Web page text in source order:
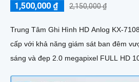
1,500,000 ₫ 2,150,000 ₫
Trung Tâm Ghi Hình HD Anlog KX-
cấp với khả năng giám sát ban đêm vượt trội. Với 1
sáng và đẹp 2.0 megapixel FULL HD